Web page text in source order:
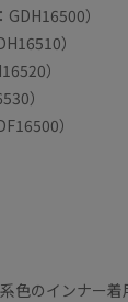
）
）
）
）
）
色のインナー着